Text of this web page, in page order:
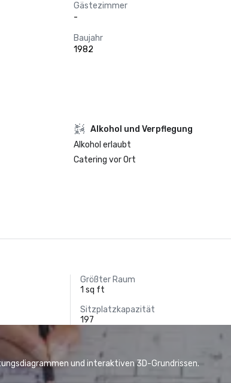
Gästezimmer
-
Baujahr
1982
‪Alkohol‬ und Verpflegung
‪Alkohol‬ erlaubt
Catering vor Ort
Größter Raum
1 sq ft
Sitzplatzkapazität
197
und interaktiven 3D-Grundrissen.